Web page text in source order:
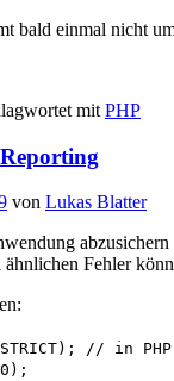
bald einmal nicht
mit PHP
von Lukas Blatter
Fehler
// in PHP